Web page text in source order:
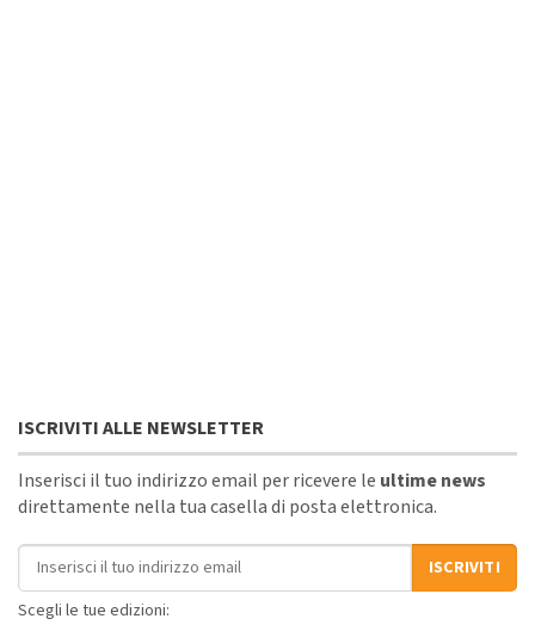
ISCRIVITI ALLE NEWSLETTER
Inserisci il tuo indirizzo email per ricevere le ultime news
direttamente nella tua casella di posta elettronica.
Indirizzo email
ISCRIVITI
Scegli le tue edizioni: